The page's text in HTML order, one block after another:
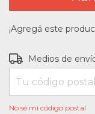
¡Agregá este
Entregas para el CP:
Medios de
No sé mi código postal